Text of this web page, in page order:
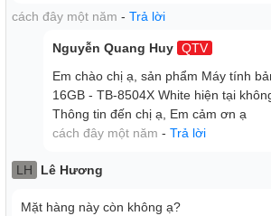
tiết cũng rất ấn tượng so với các đối thủ
cách đây một năm - Trả lời
Nguyễn Quang Huy QTV
Em chào chị ạ, sản phẩm Máy tính
16GB - TB-8504X White hiện tại
Thông tin đến chị ạ, Em cảm ơn ạ
cách đây một năm - Trả lời
LH Lê Hương
Mặt hàng này còn không ạ?